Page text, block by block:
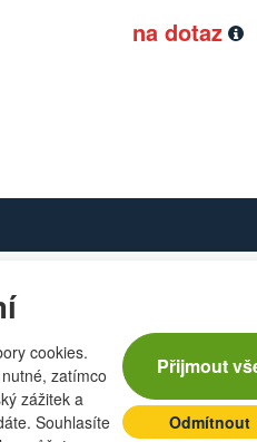
cookies.
zatímco
zážitek a
Souhlasíte
Přijmout
Odmítnout
na dotaz